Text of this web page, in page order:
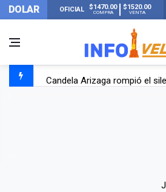
DOLAR OFICIAL $1470.00
COMPRA
$1520.00
VENTA
Candela Arizaga rompió el